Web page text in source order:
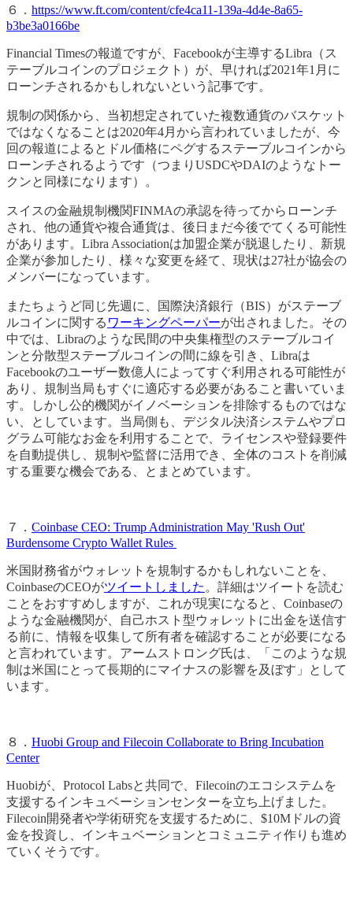
６． https://www.ft.com/content/cfe4ca11-139a-4d4e-8a65-
b3be3a0166be
Financial Timesの報道ですが、Facebookが主導するLibra（ス
テーブルコインのプロジェクト）が、早ければ2021年1月に
ローンチされるかもしれないという記事です。
規制の関係から、当初想定されていた複数通貨のバスケット
ではなくなることは2020年4月から言われていましたが、今
回の報道によるとドル価格にペグするステーブルコインから
ローンチされるようです（つまりUSDCやDAIのようなトー
クンと同様になります）。
スイスの金融規制機関FINMAの承認を待ってからローンチ
され、他の通貨や複合通貨は、後日まだ今後でてくる可能性
があります。Libra Associationは加盟企業が脱退したり、新規
企業が参加したり、様々な変更を経て、現状は27社が協会の
メンバーになっています。
またちょうど同じ先週に、国際決済銀行（BIS）がステーブ
ルコインに関する ワーキングペーパーが出されました。その
中では、Libraのような民間の中央集権型のステーブルコイ
ンと分散型ステーブルコインの間に線を引き、Libraは
Facebookのユーザー数億人によってすぐ利用される可能性が
あり、規制当局もすぐに適応する必要があること書いていま
す。しかし公的機関がイノベーションを排除するものではな
い、としています。当局側も、デジタル決済システムやプロ
グラム可能なお金を利用することで、ライセンスや登録要件
を自動提供し、規制や監督に活用でき、全体のコストを削減
する重要な機会である、とまとめています。
７． Coinbase CEO: Trump Administration May 'Rush Out'
Burdensome Crypto Wallet Rules
米国財務省がウォレットを規制するかもしれないことを、
CoinbaseのCEOがツイートしました 。詳細はツイートを読む
ことをおすすめしますが、これが現実になると、Coinbaseの
ような金融機関が、自己ホスト型ウォレットに出金を送信す
る前に、情報を収集して所有者を確認することが必要になる
と言われています。アームストロング氏は、「このような規
制は米国にとって長期的にマイナスの影響を及ぼす」として
います。
８． Huobi Group and Filecoin Collaborate to Bring Incubation
Center
Huobiが、Protocol Labsと共同で、Filecoinのエコシステムを
支援するインキュベーションセンターを立ち上げました。
Filecoin開発者や学術研究を支援するために、$10Mドルの資
金を投資し、インキュベーションとコミュニティ作りも進め
ていくそうです。